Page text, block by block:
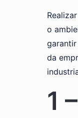
o
da
1